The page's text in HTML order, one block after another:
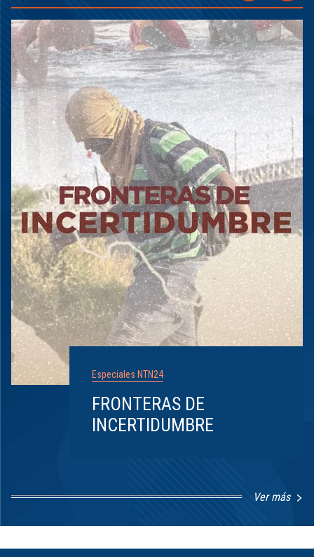
Especiales NTN24
FRONTERAS DE
INCERTIDUMBRE
Ver más
8